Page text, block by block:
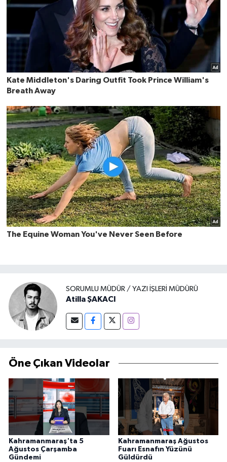
SORUMLU MÜDÜR / YAZI İŞLERI MÜDÜRÜ
Atilla ŞAKACI
Öne Çıkan Videolar
Kahramanmaraş'ta 5
Ağustos Çarşamba
Gündemi
Kahramanmaraş Ağustos
Fuarı Esnafın Yüzünü
Güldürdü